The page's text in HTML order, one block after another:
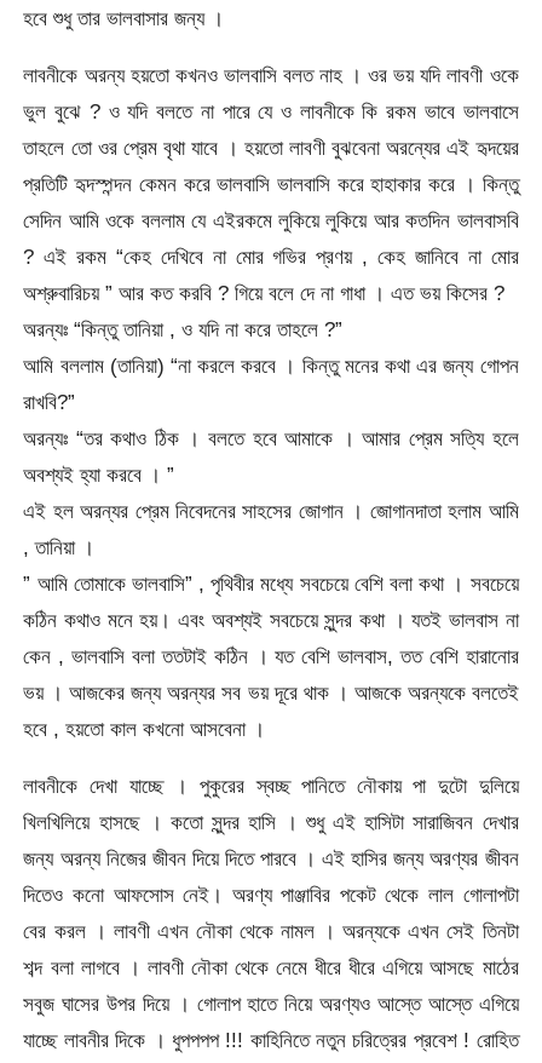
হবে শুধু তার ভালবাসার জন্য ।
লাবনীকে অরন্য হয়তো কখনও ভালবাসি বলত নাহ । ওর ভয় যদি লাবণী ওকে
ভুল বুঝে ? ও যদি বলতে না পারে যে ও লাবনীকে কি রকম ভাবে ভালবাসে
তাহলে তো ওর প্রেম বৃথা যাবে । হয়তো লাবণী বুঝবেনা অরন্যের এই হৃদয়ের
প্রতিটি হৃদস্পন্দন কেমন করে ভালবাসি ভালবাসি করে হাহাকার করে । কিন্তু
সেদিন আমি ওকে বললাম যে এইরকমে লুকিয়ে লুকিয়ে আর কতদিন ভালবাসবি
? এই রকম “কেহ দেখিবে না মোর গভির প্রণয় , কেহ জানিবে না মোর
অশ্রুবারিচয় ” আর কত করবি ? গিয়ে বলে দে না গাধা । এত ভয় কিসের ?
অরন্যঃ “কিন্তু তানিয়া , ও যদি না করে তাহলে ?”
আমি বললাম (তানিয়া) “না করলে করবে । কিন্তু মনের কথা এর জন্য গোপন
রাখবি?”
অরন্যঃ “তর কথাও ঠিক । বলতে হবে আমাকে । আমার প্রেম সত্যি হলে
অবশ্যই হ্যা করবে । ”
এই হল অরন্যর প্রেম নিবেদনের সাহসের জোগান । জোগানদাতা হলাম আমি
, তানিয়া ।
” আমি তোমাকে ভালবাসি” , পৃথিবীর মধ্যে সবচেয়ে বেশি বলা কথা । সবচেয়ে
কঠিন কথাও মনে হয়। এবং অবশ্যই সবচেয়ে সুন্দর কথা । যতই ভালবাস না
কেন , ভালবাসি বলা ততটাই কঠিন । যত বেশি ভালবাস, তত বেশি হারানোর
ভয় । আজকের জন্য অরন্যর সব ভয় দূরে থাক । আজকে অরন্যকে বলতেই
হবে , হয়তো কাল কখনো আসবেনা ।
লাবনীকে দেখা যাচ্ছে । পুকুরের স্বচ্ছ পানিতে নৌকায় পা দুটো দুলিয়ে
খিলখিলিয়ে হাসছে । কতো সুন্দর হাসি । শুধু এই হাসিটা সারাজিবন দেখার
জন্য অরন্য নিজের জীবন দিয়ে দিতে পারবে । এই হাসির জন্য অরণ্যর জীবন
দিতেও কনো আফসোস নেই। অরণ্য পাঞ্জাবির পকেট থেকে লাল গোলাপটা
বের করল । লাবণী এখন নৌকা থেকে নামল । অরন্যকে এখন সেই তিনটা
শব্দ বলা লাগবে । লাবণী নৌকা থেকে নেমে ধীরে ধীরে এগিয়ে আসছে মাঠের
সবুজ ঘাসের উপর দিয়ে । গোলাপ হাতে নিয়ে অরণ্যও আস্তে আস্তে এগিয়ে
যাচ্ছে লাবনীর দিকে । ধুপপপপ !!! কাহিনিতে নতুন চরিত্রের প্রবেশ ! রোহিত